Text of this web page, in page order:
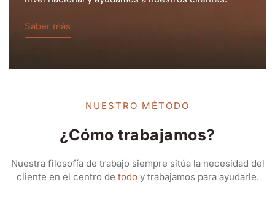
Nuestra filosofía de trabajo siempre sitúa la necesidad del
cliente en el centro detodoy trabajamos para ayudarle.